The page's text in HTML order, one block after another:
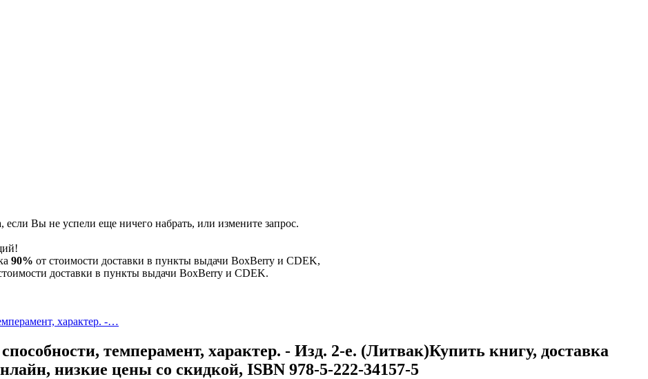
Вы не успели еще ничего набрать, или измените запрос.
90% от стоимости доставки в пункты выдачи BoxBerry и CDEK,
доставки в пункты выдачи BoxBerry и CDEK.
характер. -…
темперамент, характер. - Изд. 2-е. (Литвак)Купить книгу, доставка
низкие цены со скидкой, ISBN 978-5-222-34157-5